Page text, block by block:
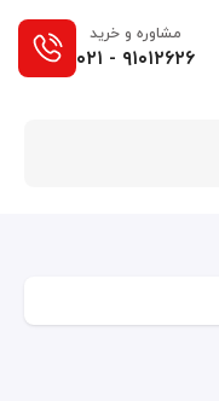
مشاوره و خرید
۰۲۱ - ۹۱۰۱۲۶۲۶